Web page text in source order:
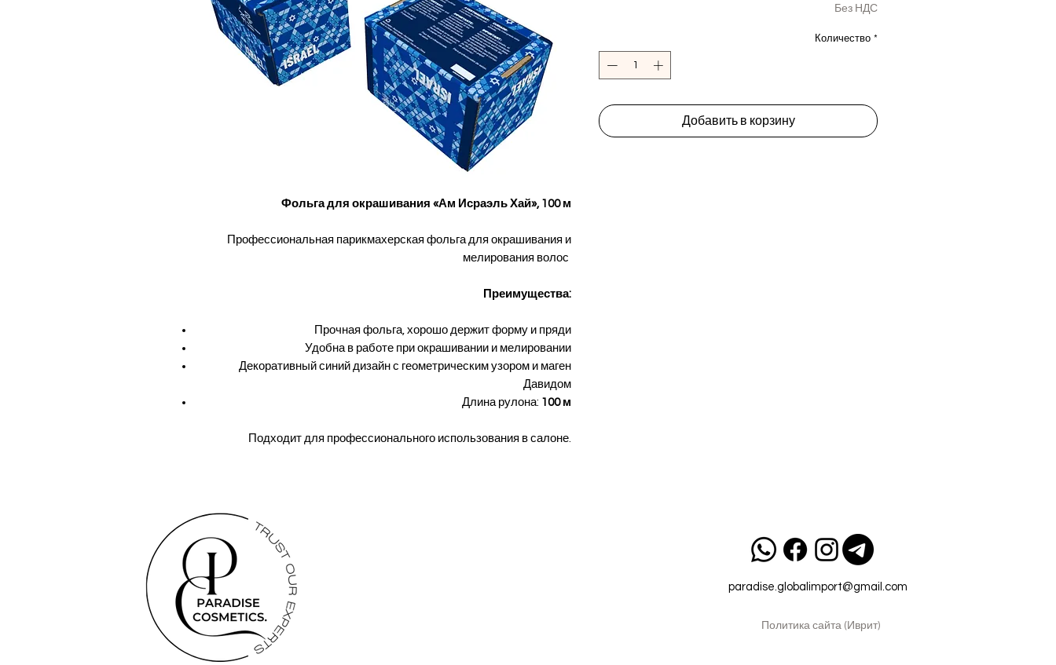
Фольга для окрашивания «Ам Исраэль Хай», 100 м
Профессиональная парикмахерская фольга для окрашивания и
мелирования волос
Преимущества:
Прочная фольга, хорошо держит форму и пряди
Удобна в работе при окрашивании и мелировании
Декоративный синий дизайн с геометрическим узором и маген
Давидом
Длина рулона: 100 м
Подходит для профессионального использования в салоне.
Без НДС
Количество *
Добавить в корзину
paradise.globalimport@gmail.com
Политика сайта (Иврит)